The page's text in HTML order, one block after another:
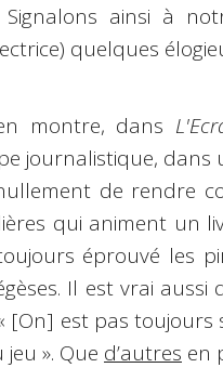
Signalons ainsi à
quelques
montre, dans
journalistique, dans
de rendre
qui animent un
éprouvé les
Il est vrai
[On] est pas
». Que d’autres en